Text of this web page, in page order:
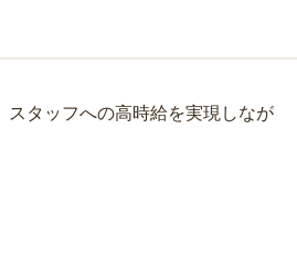
タッフへの高時給を実現しなが